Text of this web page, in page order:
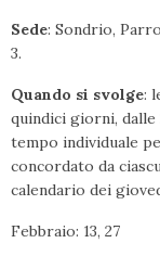
Sede: Sondrio,
3.
Quando si svolge:
quindici giorni, dalle
tempo individuale
concordato da
calendario dei
Febbraio: 13, 27